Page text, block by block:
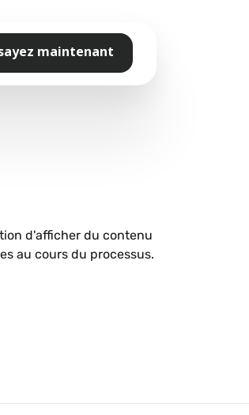
maintenant
d'afficher du contenu
au cours du processus.